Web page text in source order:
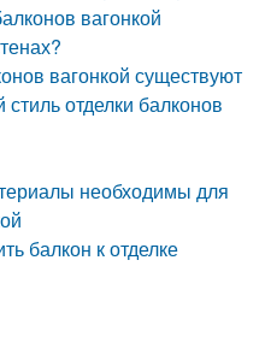
вагонкой
вагонкой существуют
отделки балконов
необходимы для
балкон к отделке